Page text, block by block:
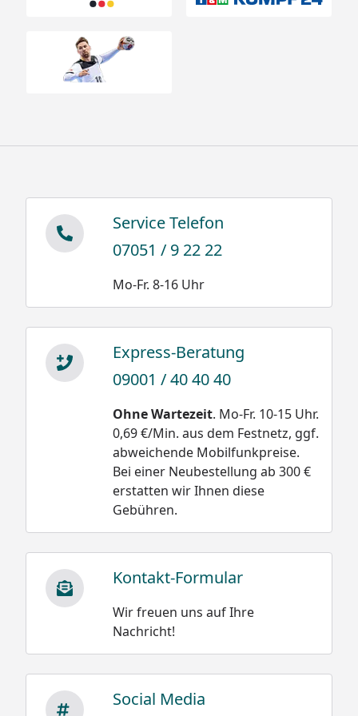
Für die richtige Interpretation der Tabelle noch
folgender Hinweis:
XIMAX Carports sind gut unterlüftete
Abrutschverhalten bei geringster
Sonneneinwirkung, selbst bei diffusem Licht.
vor Erreichen des angegebenen Schneelastwertes
zu räumen.
Schneegewichte:
Neuschnee trocken
und locker 30 bis 50
kg/m³
Neuschnee schwach
gebunden 50 bis 100
kg/m³
Neuschnee stark
gebunden 100 bis 200
kg/m³
Altschnee trocken
200 bis 400 kg/m³
kg/m³
Damit wäre die
Belastung bei einer
Schneehöhe
von 20 cm oder 0,2 m
500 kg/m³ x 0,2 m =
100 kg /m²
Service Telefon
07051 / 9 22 22
Mo-Fr. 8-16 Uhr
Express-Beratung
09001 / 40 40 40
Ohne Wartezeit. Mo-Fr. 10-15 Uhr.
0,69 €/Min. aus dem Festnetz, ggf.
abweichende Mobilfunkpreise.
Bei einer Neubestellung ab 300 €
erstatten wir Ihnen diese
Gebühren.
Kontakt-Formular
Wir freuen uns auf Ihre
Nachricht!
Social Media